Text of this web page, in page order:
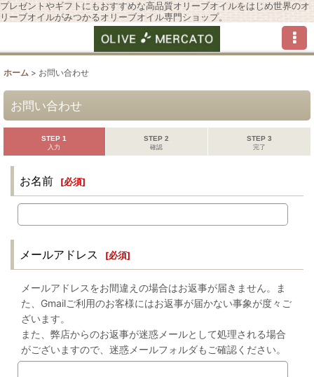
プレゼントやギフトにもおすすめな高品質オリーブオイルをはじめ世界のオ
リーブオイルがみつかるオリーブオイル専門ショップ。
ホーム > お問い合わせ
お問い合わせ
STEP 1
入力
STEP 2
確認
STEP 3
完了
お名前 [必須]
メールアドレス [必須]
メールアドレスをお間違えの場合はお返事が届きません。ま
た、Gmailご利用のお客様にはお返事が届かない事象が度々ご
ざいます。
また、弊店からのお返事が迷惑メールとして処理される場合
がございますので、迷惑メールフォルダもご確認ください。